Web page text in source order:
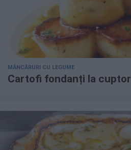
MÂNCĂRURI CU LEGUME
Cartofi fondanți la cuptor